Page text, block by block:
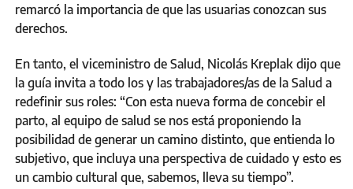
remarcó la importancia de que las usuarias conozcan sus
derechos.
En tanto, el viceministro de Salud, Nicolás Kreplak dijo que
la guía invita a todo los y las trabajadores/as de la Salud a
redefinir sus roles: “Con esta nueva forma de concebir el
parto, al equipo de salud se nos está proponiendo la
posibilidad de generar un camino distinto, que entienda lo
subjetivo, que incluya una perspectiva de cuidado y esto es
un cambio cultural que, sabemos, lleva su tiempo”.